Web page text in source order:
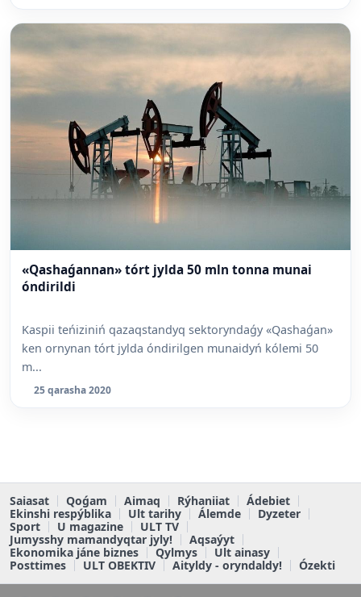
«Qashaǵannan» tórt jylda 50 mln tonna munai
óndirildi
Kaspii teńiziniń qazaqstandyq sektoryndaǵy «Qashaǵan»
ken ornynan tórt jylda óndirilgen munaidyń kólemi 50
m...
25 qarasha 2020
Saiasat Qoǵam Aimaq Rýhaniiat
Ádebiet
Ekinshi respýblika
Ult tarihy Álemde
Dyzeter
Sport
U magazine
ULT TV
Jumysshy mamandyqtar jyly!
Aqsaýyt
Ekonomika jáne biznes
Qylmys
Ult ainasy
Posttimes
ULT OBEKTIV Aityldy - oryndaldy! Ózekti